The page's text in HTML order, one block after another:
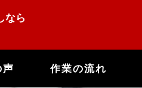
なら
作業の流れ